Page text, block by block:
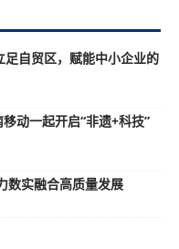
自贸区，赋能中小企业的
动一起开启“非遗+科技”
数实融合高质量发展